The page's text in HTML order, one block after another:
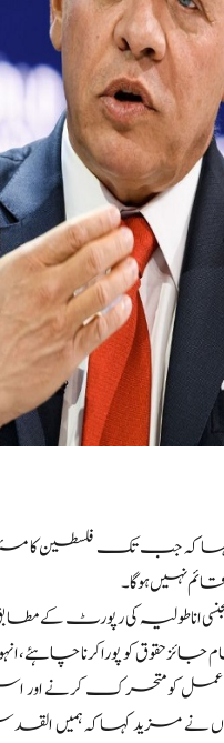
کہ جب تک فلسطین کا
نہیں ہوگا۔
اناطولیہ کی رپورٹ کے
حقوق کو پورا کرنا
عمل کو متحرک کرنے اور
انہوں نے مزید کہاکہ